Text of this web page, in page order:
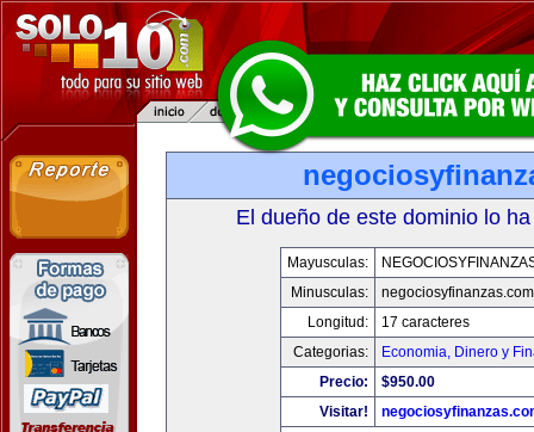
El dueño de este dominio lo
Mayusculas:
Minusculas:
negociosyfinanzas.com
Longitud:
17 caracteres
Categorias:
Economia, Dinero y
Precio:
$950.00
Visitar!